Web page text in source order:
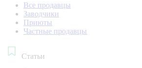
Все продавцы
Заводчики
Приюты
Частные продавцы
Статьи